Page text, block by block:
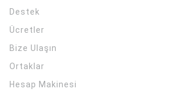
Destek
Ücretler
Bize Ulaşın
Ortaklar
Hesap Makinesi